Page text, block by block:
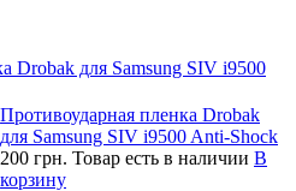
Drobak для Samsung SIV i9500
Противоударная пленка Drobak
для Samsung SIV i9500 Anti-Shock
200 грн. Товар есть в наличии В
корзину